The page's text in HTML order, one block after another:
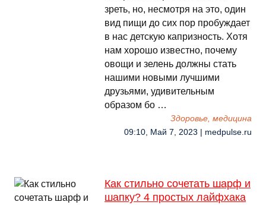
зреть, но, несмотря на это, один
вид пищи до сих пор пробуждает
в нас детскую капризность. Хотя
нам хорошо известно, почему
овощи и зелень должны стать
нашими новыми лучшими
друзьями, удивительным
образом бо …
Здоровье, медицина
09:10, Май 7, 2023 | medpulse.ru
Как стильно сочетать шарф и
шапку? 4 простых лайфхака